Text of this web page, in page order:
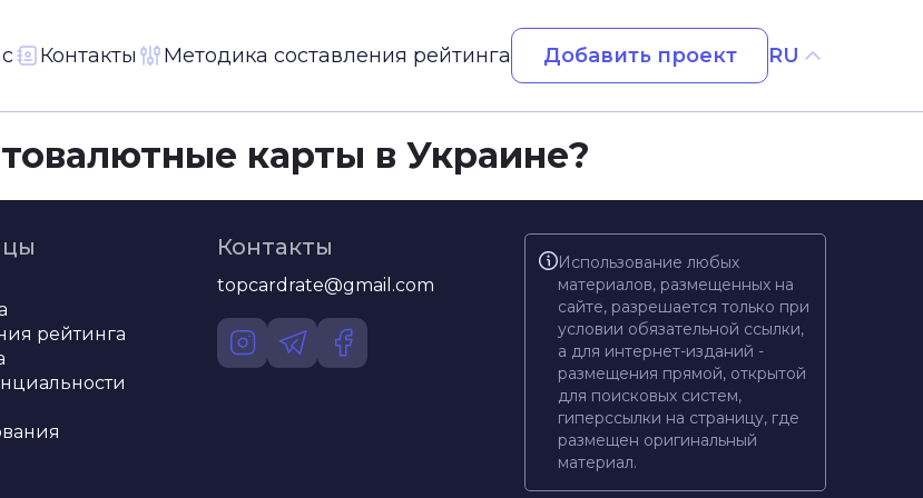
Контакты Методика составления рейтинга Добавить проект RU
карты в Украине?
рейтинга
Контакты
topcardrate@gmail.com
Использование любых
материалов, размещенных на
сайте, разрешается только при
условии обязательной ссылки,
а для интернет-изданий -
размещения прямой, открытой
для поисковых систем,
гиперссылки на страницу, где
размещен оригинальный
материал.